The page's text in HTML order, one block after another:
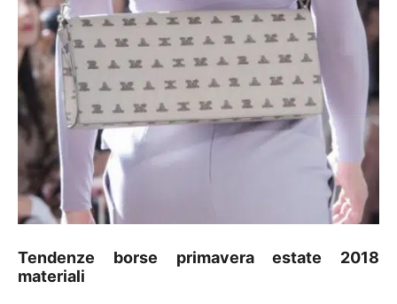
Tendenze borse primavera estate 2018
materiali